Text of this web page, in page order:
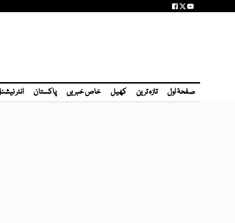
صفحۂ اول تازہ ترین کھیل خاص خبریں پاکستان انٹر